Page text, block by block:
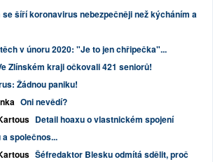
se šíří koronavirus nebezpečněji než kýcháním a
v únoru 2020: "Je to jen chřipečka"...
Zlínském kraji očkovali 421 seniorů!
Žádnou paniku!
Oni nevědí?
Detail hoaxu o vlastnickém spojení
společnos...
Šéfredaktor Blesku odmítá sdělit, proč